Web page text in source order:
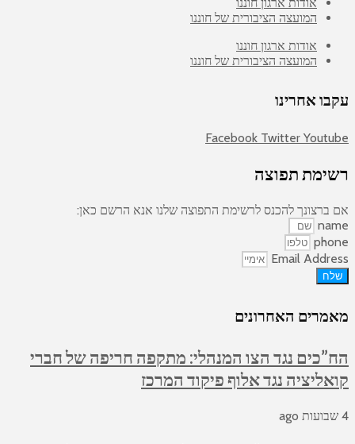
המועצה הציבורית של חוננו
אודות ארגון חוננו
המועצה הציבורית של חוננו
עקבו אחרינו
Facebook Twitter Youtube
רשימת תפוצה
אם ברצונך להכנס לרשימת התפוצה שלנו אנא הרשם כאן:
name
phone
Email Address
שלח
מאמרים האחרונים
הח”כים נגד הצו המנהלי: מתקפה חריפה של חברי
קואליציה נגד אלוף פיקוד המרכז
4 שבועות ago